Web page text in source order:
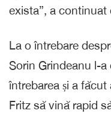
exista”, a continuat
La o întrebare
Sorin Grindeanu l-
întrebarea și a
Fritz să vină rapid